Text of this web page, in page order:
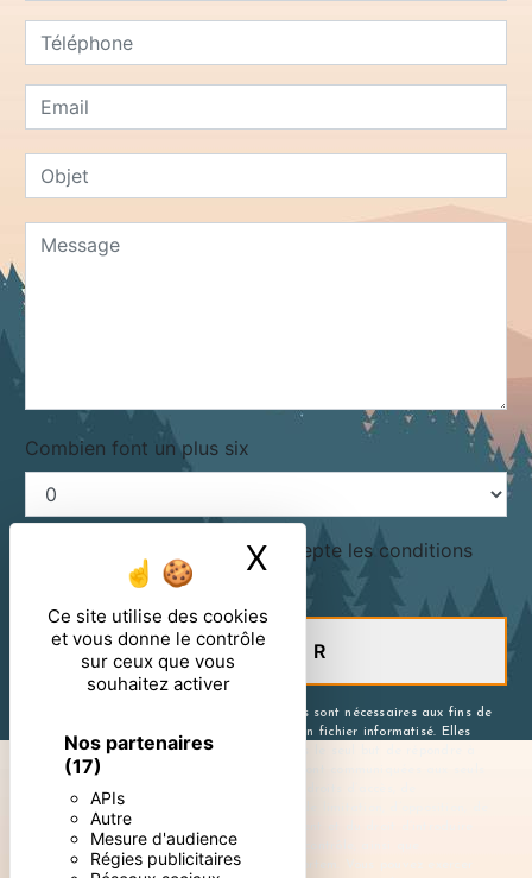
Ce site utilise des cookies
et vous donne le contrôle
sur ceux que vous
souhaitez activer
Nos partenaires
(17)
APIs
Autre
Mesure d'audience
Régies publicitaires
X Masquer le
Combien font un plus six
En cochant cette case, j'accepte les conditions
particulières ci-dessous **
ENVOYER
** Les données personnelles communiquées sont nécessaires aux fins de
vous contacter et sont enregistrées dans un fichier informatisé. Elles
sont destinées à et ses sous-traitants dans le seul but de répondre à
votre message. Les données collectées seront communiquées aux seuls
destinataires suivants: . Vous disposez de droits d’accès, de
rectification, d’effacement, de portabilité, de limitation, d’opposition, de
retrait de votre consentement à tout moment et du droit d’introduire
une réclamation auprès d’une autorité de contrôle, ainsi que
d’organiser le sort de vos données post-mortem. Vous pouvez exercer